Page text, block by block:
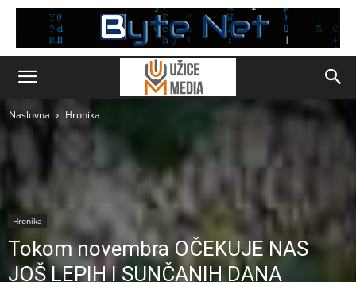
Naslovna Hronika
Hronika
Tokom novembra OČEKUJE NAS
JOŠ LEPIH I SUNČANIH DANA